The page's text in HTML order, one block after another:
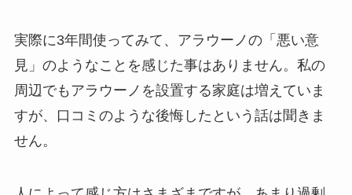
実際に3年間使ってみて、アラウーノの「悪い意
見」のようなことを感じた事はありません。私の
周辺でもアラウーノを設置する家庭は増えていま
すが、口コミのような後悔したという話は聞きま
せん。